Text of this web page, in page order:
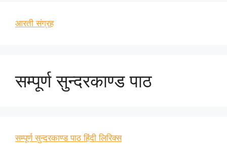
आरती संग्रह
सम्पूर्ण सुन्दरकाण्ड पाठ
सम्पूर्ण सुन्दरकाण्ड पाठ हिंदी लिरिक्स